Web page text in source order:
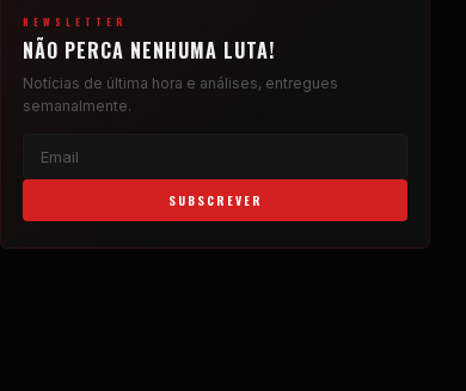
NEWSLETTER
NÃO PERCA NENHUMA LUTA!
Notícias de última hora e análises, entregues
semanalmente.
SUBSCREVER